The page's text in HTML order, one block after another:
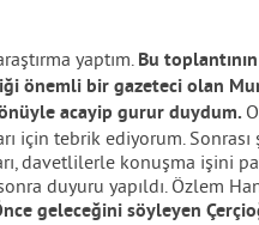
yaptım. Bu
önemli bir gazeteci olan
acayip gurur duydum.
için tebrik ediyorum.
davetlilerle konuşma işini
duyuru yapıldı. Özlem
geleceğini söyleyen